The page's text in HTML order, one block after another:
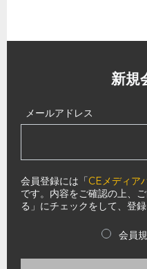
新規
メールアドレス
会員登録には「CEメディア
です。内容をご確認の上、
る」にチェックをして、登録
会員